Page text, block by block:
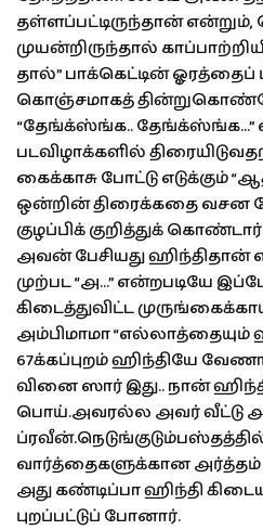
தள்ளப்பட்டிருந்தான்
முயன்றிருந்தால்
தால்” பாக்கெட்டின் ஓரத்தைப்
கொஞ்சமாகத்
“தேங்க்ஸ்ங்க.. தேங்க்ஸ்ங்க…”
படவிழாக்களில்
கைக்காசு போட்டு எடுக்கும்
ஒன்றின் திரைக்கதை வசன
குழப்பிக் குறித்துக்
அவன் பேசியது
முற்பட “அ…” என்றபடியே
கிடைத்துவிட்ட
அம்பிமாமா “எல்லாத்தையும்
67க்கப்புறம் ஹிந்தியே
வினை ஸார் இது.. நான்
பொய்.அவரல்ல அவர் வீட்டு
வார்த்தைகளுக்கான அர்த்தம்
அது கண்டிப்பா ஹிந்தி
புறப்பட்டுப் போனார்.